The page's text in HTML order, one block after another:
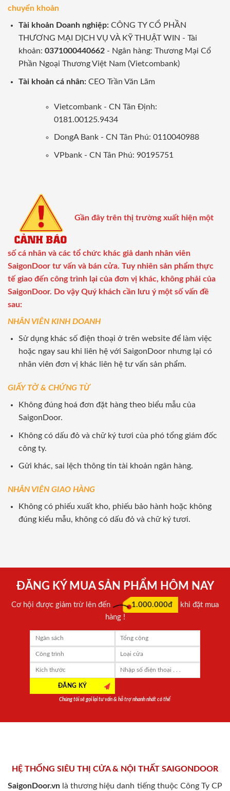
chuyển khoản
Tài khoản Doanh nghiệp:CÔNG TY CỔ PHẦN
THƯƠNG MẠI DỊCH VỤ VÀ KỸ THUẬT WIN - Tài
khoản: 0371000440662- Ngân hàng: Thương Mại Cổ
Phần Ngoại Thương Việt Nam (Vietcombank)
Tài khoản cá nhân: CEO Trần Văn Lãm
Vietcombank - CN Tân Định:
0181.00125.9434
DongA Bank - CN Tân Phú: 0110040988
VPbank - CN Tân Phú: 90195751
Gần đây trên thị trường xuất hiện một
số cá nhân và các tổ chức khác giả danh nhân viên
SaigonDoor tư vấn và bán cửa. Tuy nhiên sản phẩm thực
tế giao đến công trình lại của đơn vị khác, không phải của
SaigonDoor. Do vậy Quý khách cần lưu ý một số vấn đề
sau:
NHÂN VIÊN KINH DOANH
Sử dụng khác số điện thoại ở trên website để làm việc
hoặc ngay sau khi liên hệ với SaigonDoor nhưng lại có
nhân viên đơn vị khác liên hệ tư vấn sản phẩm.
GIẤY TỜ & CHỨNG TỪ
Không đúng hoá đơn đặt hàng theo biểu mẫu của
SaigonDoor.
Không có dấu đỏ và chữ ký tươi của phó tổng giám đốc
công ty.
Gửi khác, sai lệch thông tin tài khoản ngân hàng.
NHÂN VIÊN GIAO HÀNG
Không có phiếu xuất kho, phiếu bảo hành hoặc không
đúng kiểu mẫu, không có dấu đỏ và chữ ký tươi.
ĐĂNG KÝ MUA SẢN PHẨM HÔM NAY
Cơ hội được giảm trừ lên đến 1.000.000đ
khi đặt mua
hàng !
Chúng tôi sẽ gọi lại tư vấn & hỗ trợ nhanh nhất có thể
HỆ THỐNG SIÊU THỊ CỬA & NỘI THẤT SAIGONDOOR
SaigonDoor.vn là thương hiệu danh tiếng thuộc Công Ty CP